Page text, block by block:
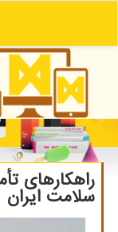
راهکارهای
سلامت ایران